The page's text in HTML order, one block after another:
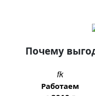
Почему

Работаем